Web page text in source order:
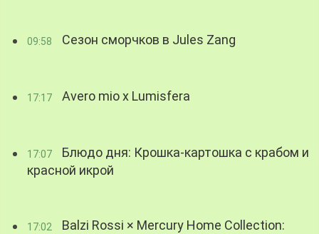
09:58 Сезон сморчков в Jules Zang
17:17 Avero mio x Lumisfera
17:07
Блюдо дня: Крошка-картошка с крабом и
красной икрой
17:02
Balzi Rossi × Mercury Home Collection: